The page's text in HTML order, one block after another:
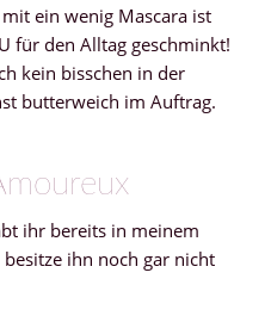
ein wenig Mascara ist
für den Alltag geschminkt!
kein bisschen in der
butterweich im Auftrag.
ihr bereits in meinem
besitze ihn noch gar nicht